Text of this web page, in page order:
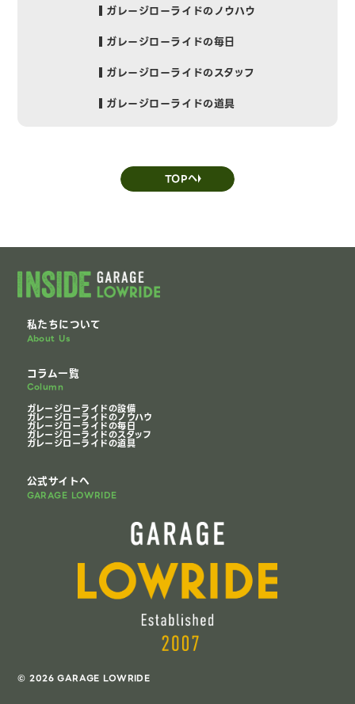
ガレージローライドのノウハウ
ガレージローライドの毎日
ガレージローライドのスタッフ
ガレージローライドの道具
TOPへ
私たちについて
About Us
コラム一覧
Column
ガレージローライドの設備
ガレージローライドのノウハウ
ガレージローライドの毎日
ガレージローライドのスタッフ
ガレージローライドの道具
公式サイトへ
GARAGE LOWRIDE
© 2026 GARAGE LOWRIDE